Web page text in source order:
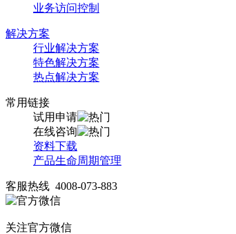
业务访问控制
解决方案
行业解决方案
特色解决方案
热点解决方案
常用链接
试用申请
在线咨询
资料下载
产品生命周期管理
客服热线 4008-073-883
关注官方微信